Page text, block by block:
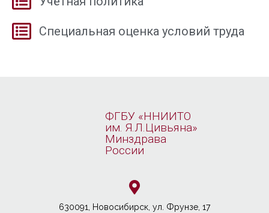
Специальная оценка условий труда
ФГБУ «ННИИТО
им. Я.Л.Цивьяна»
Минздрава
России
630091, Новосибирcк, ул. Фрунзе, 17